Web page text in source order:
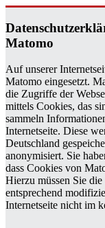
Ma­to­mo
Auf unserer
Matomo eingesetzt.
die Zugriffe der
mittels Cookies, das
sammeln
Internetseite. Diese
Deutschland
anonymisiert. Sie
dass Cookies von
Hierzu müssen Sie
entsprechend
Internetseite nicht im